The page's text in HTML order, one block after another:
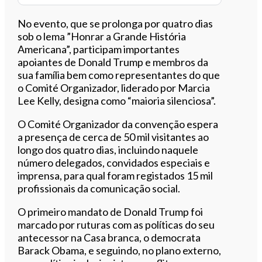
No evento, que se prolonga por quatro dias
sob o lema ”Honrar a Grande História
Americana”, participam importantes
apoiantes de Donald Trump e membros da
sua família bem como representantes do que
o Comité Organizador, liderado por Marcia
Lee Kelly, designa como “maioria silenciosa”.
O Comité Organizador da convenção espera
a presença de cerca de 50 mil visitantes ao
longo dos quatro dias, incluindo naquele
número delegados, convidados especiais e
imprensa, para qual foram registados 15 mil
profissionais da comunicação social.
O primeiro mandato de Donald Trump foi
marcado por ruturas com as políticas do seu
antecessor na Casa branca, o democrata
Barack Obama, e seguindo, no plano externo,